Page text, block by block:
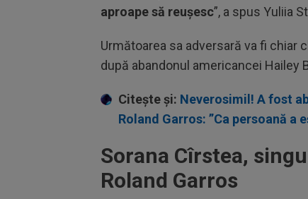
aproape să reușesc”, a spus Yuliia
Următoarea sa adversară va fi chiar
după abandonul americancei Hailey
Citește și: Neverosimil! A fost
Roland Garros: ”Ca persoană a
Sorana Cîrstea,
Roland Garros